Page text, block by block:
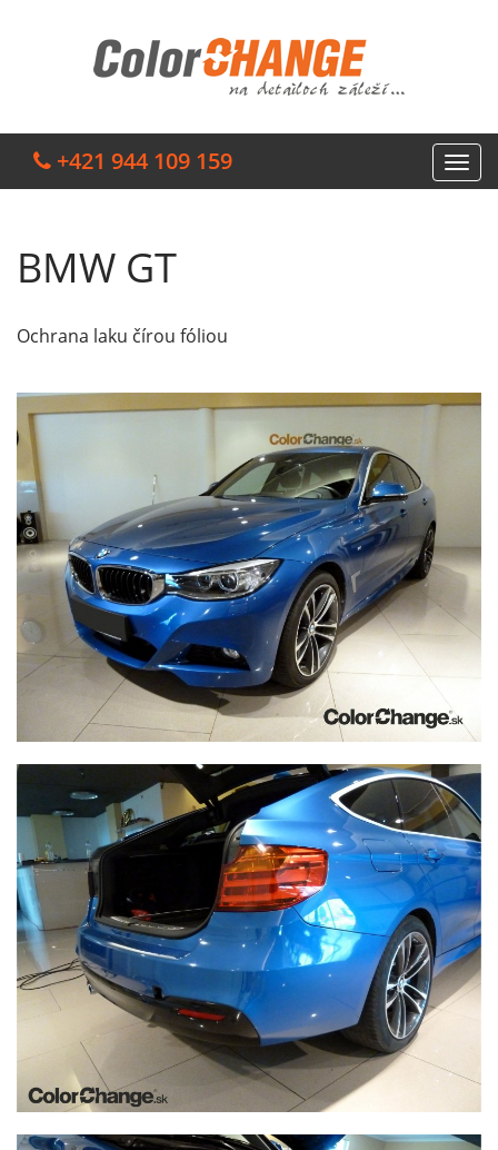
+421 944 109 159
BMW GT
Ochrana laku čírou fóliou